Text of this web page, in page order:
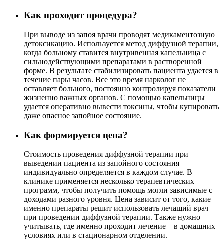
Как проходит процедура?
При выводе из запоя врачи проводят медикаментозную
детоксикацию. Используется метод диффузной терапии,
когда больному ставится внутривенная капельница с
сильнодействующими препаратами в растворенной
форме. В результате стабилизировать пациента удается в
течение пары часов. Все это время нарколог не
оставляет больного, постоянно контролируя показатели
жизненно важных органов. С помощью капельницы
удается оперативно вывести токсины, чтобы купировать
даже опасное запойное состояние.
Как формируется цена?
Стоимость проведения диффузной терапии при
выведении пациента из запойного состояния
индивидуально определяется в каждом случае. В
клинике применяется несколько терапевтических
программ, чтобы получить помощь могли зависимые с
доходами разного уровня. Цена зависит от того, какие
именно препараты решит использовать лечащий врач
при проведении диффузной терапии. Также нужно
учитывать, где именно проходит лечение – в домашних
условиях или в стационарном отделении.